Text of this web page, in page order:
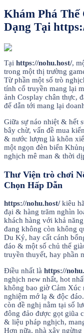
Khám Phá
Dạng Tại
Tại https://nohu.host/,
trong một thị trường
Từ phần một số trò
tính cổ truyền mang lại
ảnh Cosplay chân thực,
để dẫn tới mang lại
Giữa sự náo nhiệt & hết
bây chừ, vấn đề mua
& nước lượng là khôn
một ngọn đèn biển
nghịch mê man & thời
Thư Viện trò chơi
Chọn Hấp Dẫn
https://nohu.host/kiêu
đại & hàng trăm nghìn
khách hàng với khả
đang không còn không
Du Ký, hay cất cánh
đáo & một số chủ thể
truyền thuyết, hay phần
Điều nhất là https://
nghịch new nhất, hot
không bao giờ Cảm Xúc
nghiệm mớ lạ & độc
còn đề nghị nằm tại số
đông đảo được gọt giũa
& liệu pháp nghịch,
Hơn nữa, nhà xây